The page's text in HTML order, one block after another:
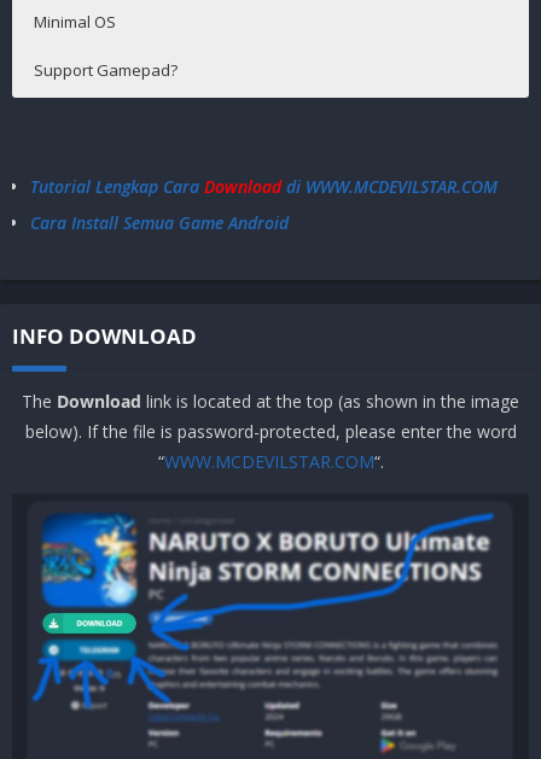
Minimal OS
Support Gamepad?
Tutorial Lengkap Cara Downloaddi WWW.MCDEVILSTAR.COM
Cara Install Semua Game Android
INFO DOWNLOAD
The Download link is located at the top (as shown in the image
below). If the file is password-protected, please enter the word
“WWW.MCDEVILSTAR.COM“.